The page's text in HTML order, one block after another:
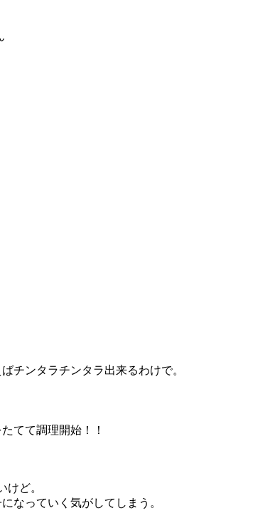
チンタラチンタラ出来るわけで。
てて調理開始！！
ど。
なっていく気がしてしまう。